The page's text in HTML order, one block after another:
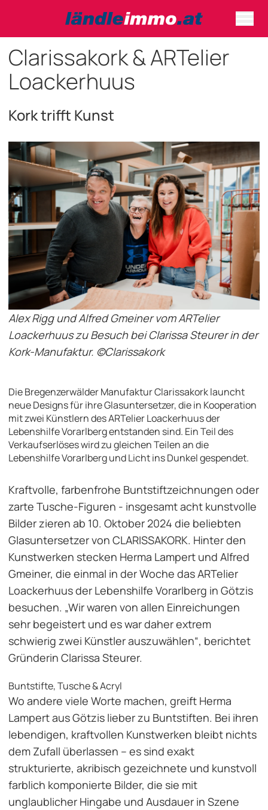
Clarissakork & ARTelier
Loackerhuus
Kork trifft Kunst
Alex Rigg und Alfred Gmeiner vom ARTelier
Loackerhuus zu Besuch bei Clarissa Steurer in der
Kork-Manufaktur. ©Clarissakork
Die Bregenzerwälder Manufaktur Clarissakork launcht
neue Designs für ihre Glasuntersetzer, die in Kooperation
mit zwei Künstlern des ARTelier Loackerhuus der
Lebenshilfe Vorarlberg entstanden sind. Ein Teil des
Verkaufserlöses wird zu gleichen Teilen an die
Lebenshilfe Vorarlberg und Licht ins Dunkel gespendet.
Kraftvolle, farbenfrohe Buntstiftzeichnungen oder
zarte Tusche-Figuren - insgesamt acht kunstvolle
Bilder zieren ab 10. Oktober 2024 die beliebten
Glasuntersetzer von CLARISSAKORK. Hinter den
Kunstwerken stecken Herma Lampert und Alfred
Gmeiner, die einmal in der Woche das ARTelier
Loackerhuus der Lebenshilfe Vorarlberg in Götzis
besuchen. „Wir waren von allen Einreichungen
sehr begeistert und es war daher extrem
schwierig zwei Künstler auszuwählen“, berichtet
Gründerin Clarissa Steurer.
Buntstifte, Tusche & Acryl
Wo andere viele Worte machen, greift Herma
Lampert aus Götzis lieber zu Buntstiften. Bei ihren
lebendigen, kraftvollen Kunstwerken bleibt nichts
dem Zufall überlassen – es sind exakt
strukturierte, akribisch gezeichnete und kunstvoll
farblich komponierte Bilder, die sie mit
unglaublicher Hingabe und Ausdauer in Szene